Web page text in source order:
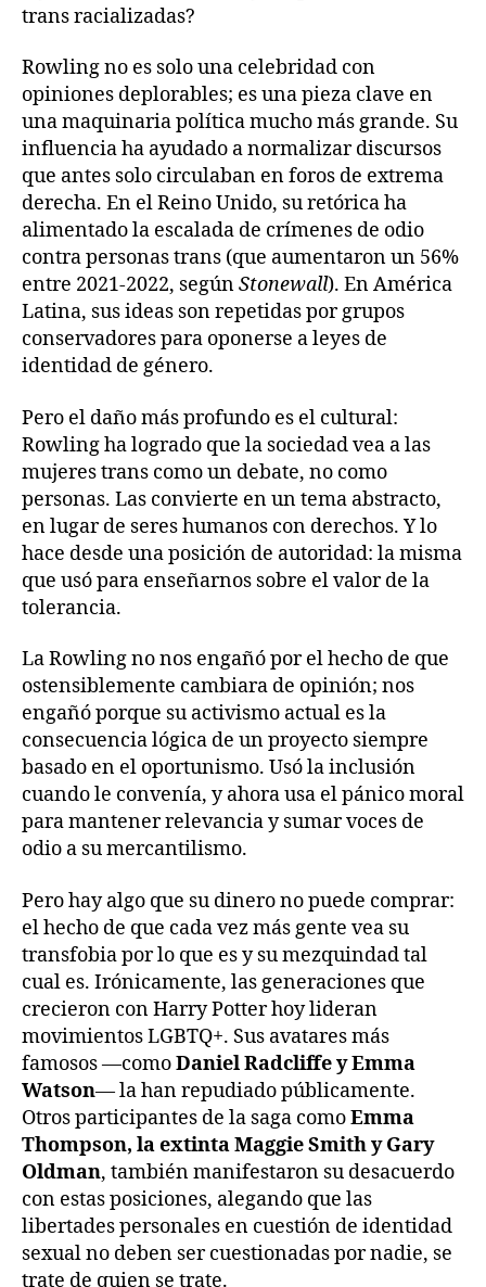
trans racializadas?
Rowling no es solo una celebridad con
opiniones deplorables; es una pieza clave en
una maquinaria política mucho más grande. Su
influencia ha ayudado a normalizar discursos
que antes solo circulaban en foros de extrema
derecha. En el Reino Unido, su retórica ha
alimentado la escalada de crímenes de odio
contra personas trans (que aumentaron un 56%
entre 2021-2022, segúnStonewall). En América
Latina, sus ideas son repetidas por grupos
conservadores para oponerse a leyes de
identidad de género.
Pero el daño más profundo es el cultural:
Rowling ha logrado que la sociedad vea a las
mujeres trans como un debate, no como
personas. Las convierte en un tema abstracto,
en lugar de seres humanos con derechos. Y lo
hace desde una posición de autoridad: la misma
que usó para enseñarnos sobre el valor de la
tolerancia.
La Rowling no nos engañó por el hecho de que
ostensiblemente cambiara de opinión; nos
engañó porque su activismo actual es la
consecuencia lógica de un proyecto siempre
basado en el oportunismo. Usó la inclusión
cuando le convenía, y ahora usa el pánico moral
para mantener relevancia y sumar voces de
odio a su mercantilismo.
Pero hay algo que su dinero no puede comprar:
el hecho de que cada vez más gente vea su
transfobia por lo que es y su mezquindad tal
cual es. Irónicamente, las generaciones que
crecieron con Harry Potter hoy lideran
movimientos LGBTQ+. Sus avatares más
famosos —comoDaniel Radcliffe y Emma
Watson— la han repudiado públicamente.
Otros participantes de la saga comoEmma
Thompson, la extinta Maggie Smith y Gary
Oldman, también manifestaron su desacuerdo
con estas posiciones, alegando que las
libertades personales en cuestión de identidad
sexual no deben ser cuestionadas por nadie, se
trate de quien se trate.